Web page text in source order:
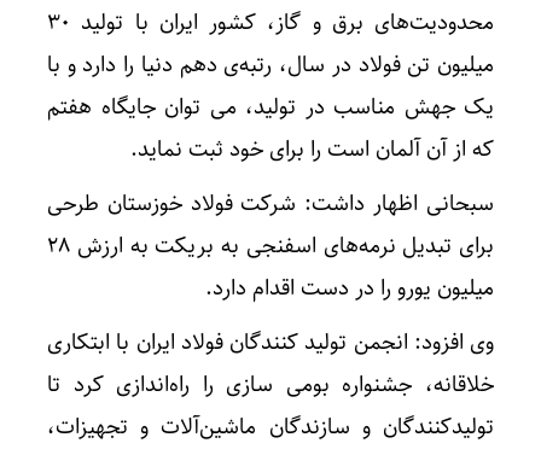
محدودیت‌های برق و گاز، کشور ایران با تولید ۳۰
میلیون تن فولاد در سال، رتبه‌ی دهم دنیا را دارد و با
یک جهش مناسب در تولید، می توان جایگاه هفتم
که از آن آلمان است را برای خود ثبت نماید.
سبحانی اظهار داشت: شرکت فولاد خوزستان طرحی
برای تبدیل نرمه‌های اسفنجی به بریکت به ارزش ۲۸
میلیون یورو را در دست اقدام دارد.
وی افزود: انجمن تولید کنندگان فولاد ایران با ابتکاری
خلاقانه، جشنواره بومی سازی را راه‌اندازی کرد تا
تولیدکنندگان و سازندگان ماشین‌آلات و تجهیزات،